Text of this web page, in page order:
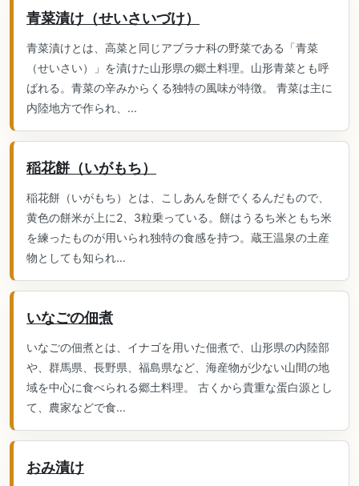
青菜漬け（せいさいづけ）
青菜漬けとは、高菜と同じアブラナ科の野菜である「青菜
（せいさい）」を漬けた山形県の郷土料理。山形青菜とも呼
ばれる。青菜の辛みからくる独特の風味が特徴。 青菜は主に
内陸地方で作られ、...
稲花餅（いがもち）
稲花餅（いがもち）とは、こしあんを餅でくるんだもので、
黄色の餅米が上に2、3粒乗っている。餅はうるち米ともち米
を練ったものが用いられ独特の食感を持つ。蔵王温泉の土産
物としても知られ...
いなごの佃煮
いなごの佃煮とは、イナゴを用いた佃煮で、山形県の内陸部
や、群馬県、長野県、福島県など、海産物が少ない山間の地
域を中心に食べられる郷土料理。 古くから貴重な蛋白源とし
て、農家などで食...
おみ漬け